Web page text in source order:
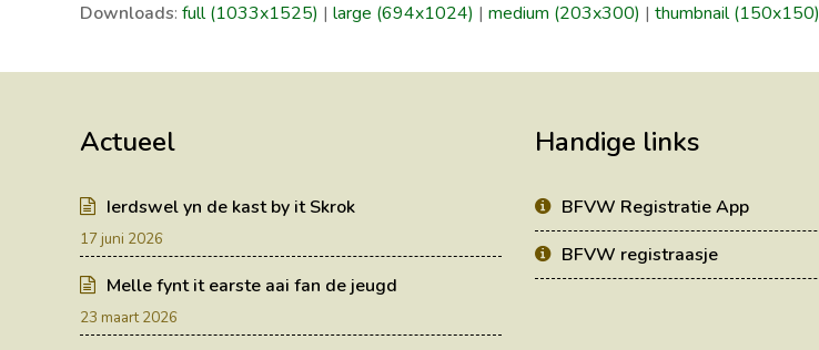
Downloads: full (1033x1525) | large (694x1024) | medium (203x300) | thumbnail (150x150)
Actueel
Ierdswel yn de kast by it Skrok
17 juni 2026
Melle fynt it earste aai fan de jeugd
23 maart 2026
Handige links
BFVW Registratie App
BFVW registraasje